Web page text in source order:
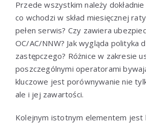
Przede wszystkim należy
co wchodzi w skład miesięcznej
pełen serwis? Czy zawiera
OC/AC/NNW? Jak wygląda polityka
zastępczego? Różnice w zakresie
poszczególnymi operatorami
kluczowe jest porównywanie nie
ale i jej zawartości.
Kolejnym istotnym elementem jest